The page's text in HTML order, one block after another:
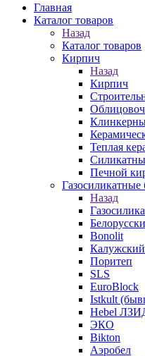
Главная
Каталог товаров
Назад
Каталог товаров
Кирпич
Назад
Кирпич
Теплая
Печной
Газосиликатные
Назад
Bonolit
Калужский
Поритеп
SLS
EuroBlock
Istkult
Hebel
ЭКО
Bikton
Аэробел